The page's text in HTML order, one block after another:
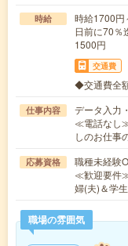
時給
時給1700
日前に70
1500円
交通費
◆交通費全
仕事内容
データ入力
≪電話なし
しのお仕事
応募資格
職種未経験
≪歓迎要件
婦(夫)＆学
職場の雰囲気